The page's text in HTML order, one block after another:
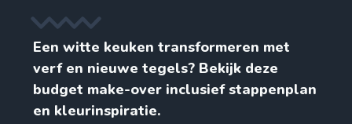
Een witte keuken transformeren met
verf en nieuwe tegels? Bekijk deze
budget make-over inclusief stappenplan
en kleurinspiratie.